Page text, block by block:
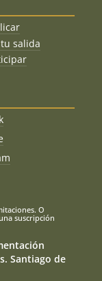
salida
O
suscripción
Santiago de